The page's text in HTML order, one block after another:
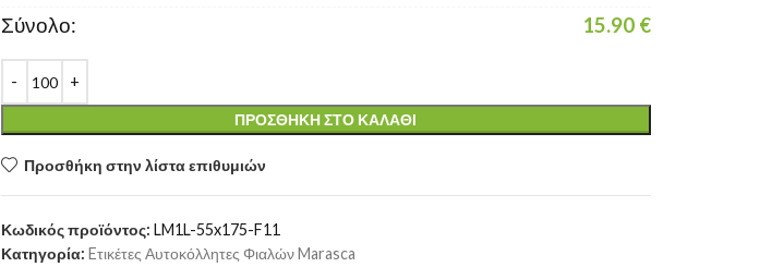
ΠΡΟΣΘΉΚΗ ΣΤΟ ΚΑΛΆΘΙ
Σύνολο: 15.90 €
Προσθήκη στην λίστα επιθυμιών
Κωδικός προϊόντος: LM1L-55x175-F11
Κατηγορία: Eτικέτες Αυτοκόλλητες Φιαλών Marasca